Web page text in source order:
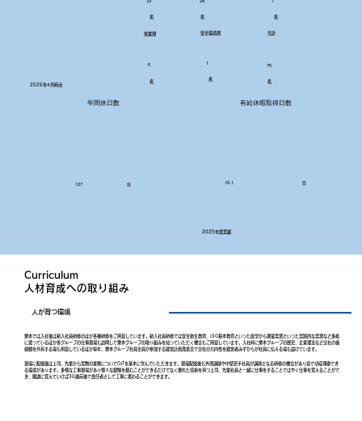
年間休日数
127 日
有給休暇取得日数
10.1 日
2025年度実績
33
名
28
名
7
名
営業部
6
名
安全環境部
1
名
​合計
75
名
2026年4月時点
Curriculum
人材育成への取り組み
人が育つ環境
栗本では入社後は新入社員研修のほか各種研修をご用意しています。新入社員研修では安全衛生教育、ISO基本教育といった座学から測量実習といった実践的な実習など多岐
に渡っているほか各グループの仕事現場も訪問して栗本グループの取り組みを知っていただく機会もご用意しています。入社時に栗本グループの歴史、企業理念など会社の価
値観を共有する場も用意しているほか毎年、栗本グループ社員全員が参加する経営計画発表会で会社の方向性を経営者みずからが社員に伝える場も設けています。
現場に配属後は上司、先輩から実際の業務についてOJTを基本に学んでいただきます。現場配属後も外部講師や中堅若手社員が講師となる研修の機会があり皆で切磋琢磨でき
る環境があります。多様な工事現場があり様々な経験を積むことができるだけでなく優れた技術を持つ上司、先輩社員と一緒に仕事をすることではやく仕事を覚えることがで
き、順調に覚えていけば30歳前後で責任者として工事に携わることができます。